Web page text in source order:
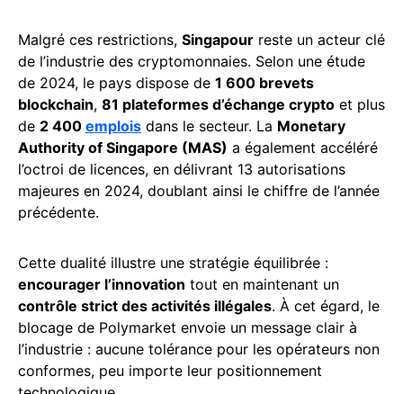
Malgré ces restrictions, Singapour reste un acteur clé
de l’industrie des cryptomonnaies. Selon une étude
de 2024, le pays dispose de 1 600 brevets
blockchain, 81 plateformes d’échange crypto et plus
de 2 400 emplois dans le secteur. La Monetary
Authority of Singapore (MAS) a également accéléré
l’octroi de licences, en délivrant 13 autorisations
majeures en 2024, doublant ainsi le chiffre de l’année
précédente.
Cette dualité illustre une stratégie équilibrée :
encourager l’innovation tout en maintenant un
contrôle strict des activités illégales. À cet égard, le
blocage de Polymarket envoie un message clair à
l’industrie : aucune tolérance pour les opérateurs non
conformes, peu importe leur positionnement